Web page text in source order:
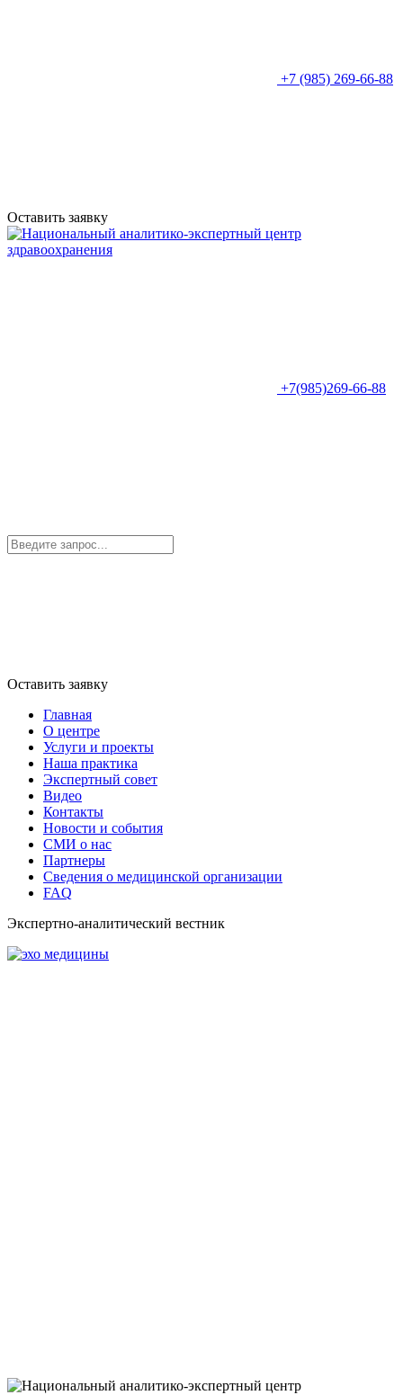
+7 (985) 269-66-88
Оставить заявку
+7(985)269-66-88
Оставить заявку
Главная
О центре
Услуги и проекты
Наша практика
Экспертный совет
Видео
Контакты
Новости и события
СМИ о нас
Партнеры
Сведения о медицинской организации
FAQ
Экспертно-аналитический вестник